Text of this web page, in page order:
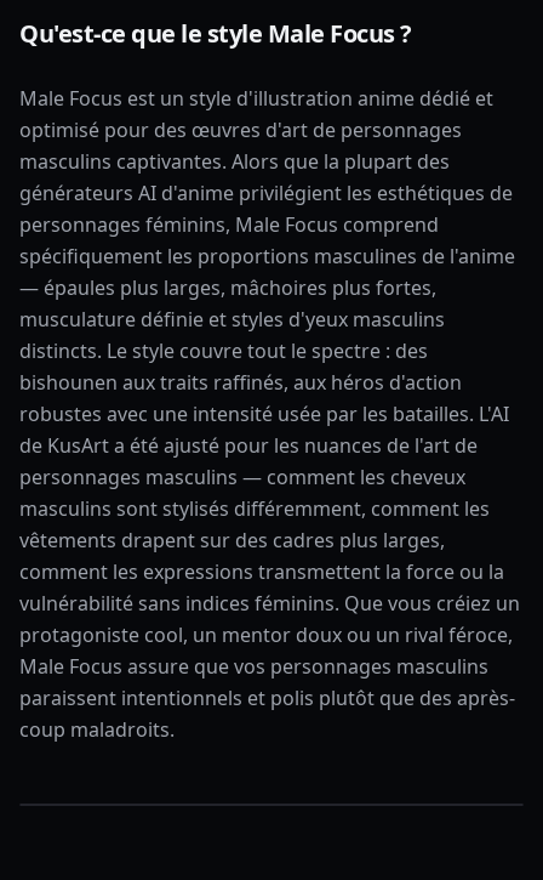
Qu'est-ce que le style Male Focus ?
Male Focus est un style d'illustration anime dédié et
optimisé pour des œuvres d'art de personnages
masculins captivantes. Alors que la plupart des
générateurs AI d'anime privilégient les esthétiques de
personnages féminins, Male Focus comprend
spécifiquement les proportions masculines de l'anime
— épaules plus larges, mâchoires plus fortes,
musculature définie et styles d'yeux masculins
distincts. Le style couvre tout le spectre : des
bishounen aux traits raffinés, aux héros d'action
robustes avec une intensité usée par les batailles. L'AI
de KusArt a été ajusté pour les nuances de l'art de
personnages masculins — comment les cheveux
masculins sont stylisés différemment, comment les
vêtements drapent sur des cadres plus larges,
comment les expressions transmettent la force ou la
vulnérabilité sans indices féminins. Que vous créiez un
protagoniste cool, un mentor doux ou un rival féroce,
Male Focus assure que vos personnages masculins
paraissent intentionnels et polis plutôt que des après-
coup maladroits.